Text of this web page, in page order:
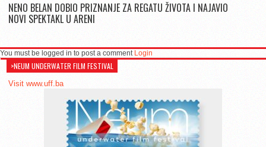
NENO BELAN DOBIO PRIZNANJE ZA REGATU ŽIVOTA I NAJAVIO
NOVI SPEKTAKL U ARENI
You must be logged in to post a comment Login
>NEUM UNDERWATER FILM FESTIVAL
Visit www.uff.ba